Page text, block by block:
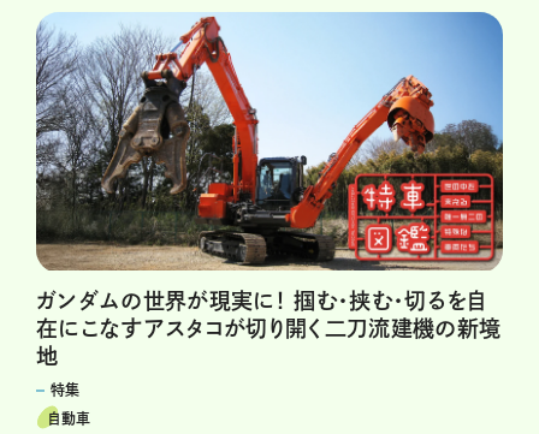
ガンダムの世界が現実に！ 掴む・挟む・切るを自
在にこなすアスタコが切り開く二刀流建機の新境
地
特集
自動車